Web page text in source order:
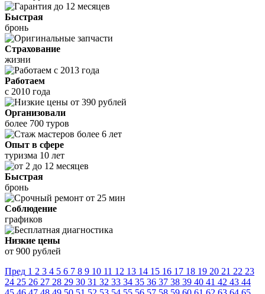
Быстрая
бронь
Страхование
жизни
Работаем
с 2010 года
Организовали
более 700 туров
Опыт в сфере
туризма 10 лет
Быстрая
бронь
Соблюдение
графиков
Низкие цены
от 900 рублей
Пред 1 2 3 4 5 6 7 8 9 10 11 12 13 14 15 16 17 18 19 20 21 22 23
24 25 26 27 28 29 30 31 32 33 34 35 36 37 38 39 40 41 42 43 44